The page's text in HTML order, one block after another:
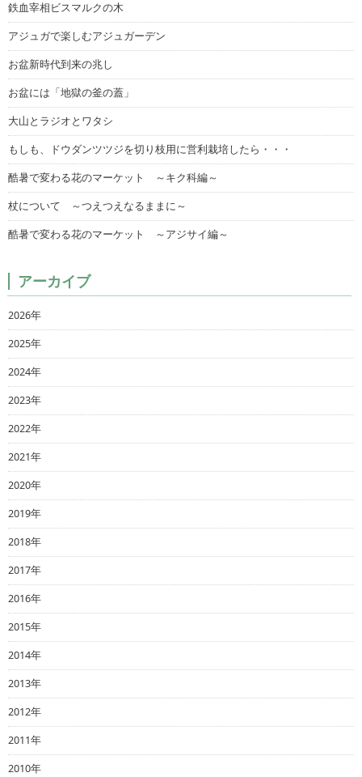
鉄血宰相ビスマルクの木
アジュガで楽しむアジュガーデン
お盆新時代到来の兆し
お盆には「地獄の釜の蓋」
大山とラジオとワタシ
もしも、ドウダンツツジを切り枝用に営利栽培したら・・・
酷暑で変わる花のマーケット ～キク科編～
杖について ～つえつえなるままに～
酷暑で変わる花のマーケット ～アジサイ編～
アーカイブ
2026年
2025年
2024年
2023年
2022年
2021年
2020年
2019年
2018年
2017年
2016年
2015年
2014年
2013年
2012年
2011年
2010年